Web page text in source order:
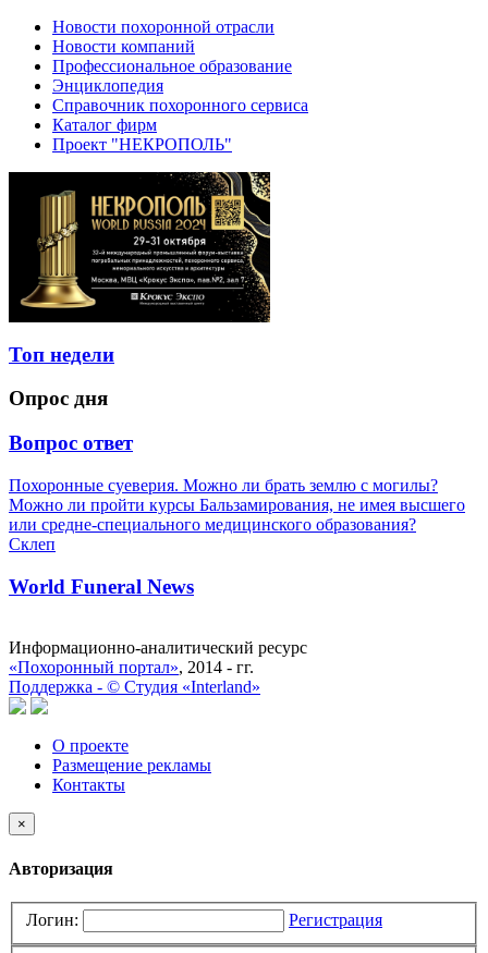
Новости похоронной отрасли
Новости компаний
Профессиональное образование
Энциклопедия
Справочник похоронного сервиса
Каталог фирм
Проект "НЕКРОПОЛЬ"
Топ недели
Опрос дня
Вопрос ответ
Похоронные суеверия. Можно ли брать землю с могилы?
Можно ли пройти курсы Бальзамирования, не имея высшего
или средне-специального медицинского образования?
Склеп
World Funeral News
Информационно-аналитический ресурс
«Похоронный портал», 2014 - гг.
Поддержка - © Cтудия «Interland»
О проекте
Размещение рекламы
Контакты
×
Авторизация
Логин: Регистрация